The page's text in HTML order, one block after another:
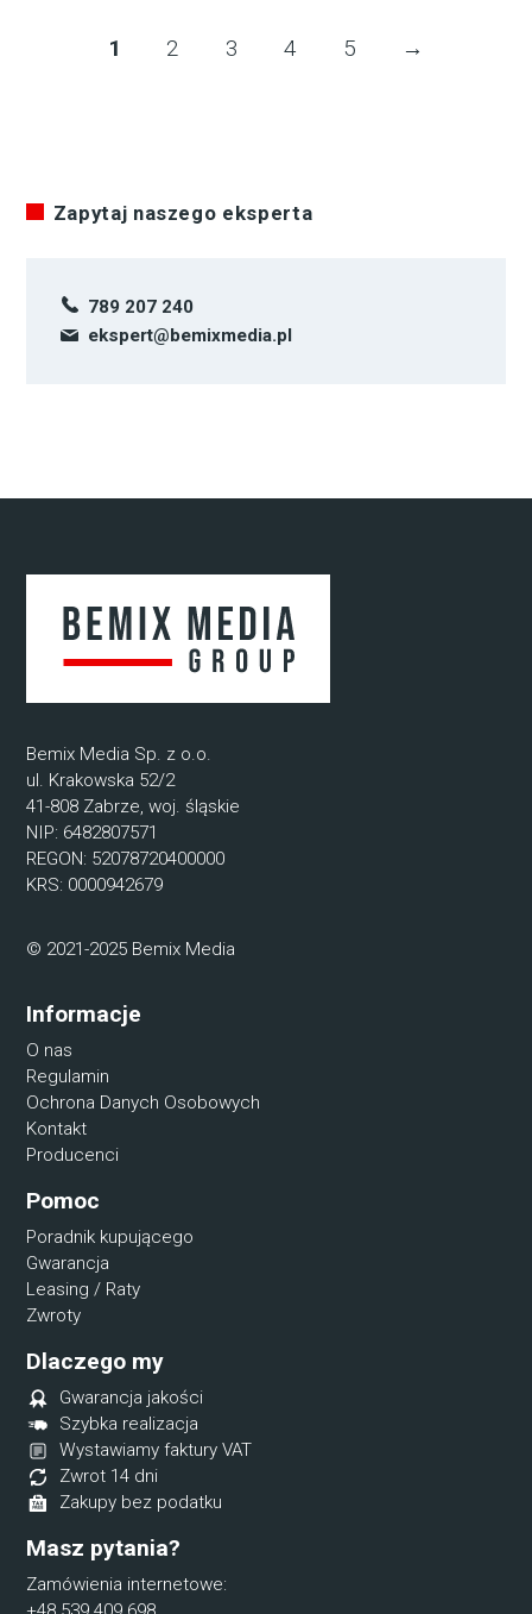
1 2 3 4 5 →
Zapytaj naszego eksperta
789 207 240
ekspert@bemixmedia.pl
Bemix Media Sp. z o.o.
ul. Krakowska 52/2
41-808 Zabrze, woj. śląskie
NIP: 6482807571
REGON: 52078720400000
KRS: 0000942679
© 2021-2025 Bemix Media
Informacje
O nas
Regulamin
Ochrona Danych Osobowych
Kontakt
Producenci
Pomoc
Poradnik kupującego
Gwarancja
Leasing / Raty
Zwroty
Dlaczego my
Gwarancja jakości
Szybka realizacja
Wystawiamy faktury VAT
Zwrot 14 dni
Zakupy bez podatku
Masz pytania?
Zamówienia internetowe: